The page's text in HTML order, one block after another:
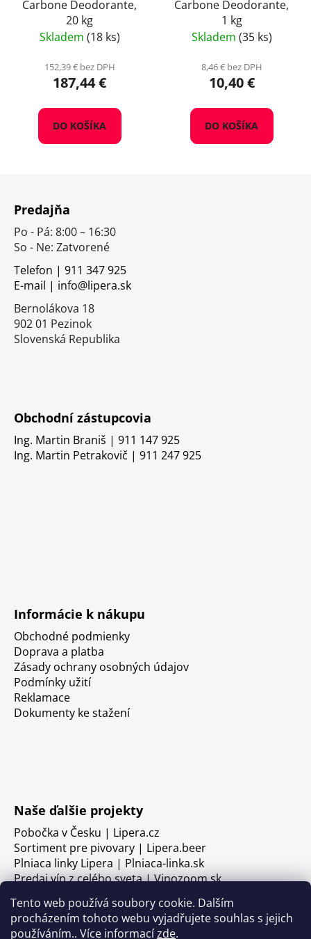
Tento web používá soubory cookie. Dalším
procházením tohoto webu vyjadřujete souhlas s jejich
používáním.. Více informacízde.
Carbone Deodorante,
20 kg
Skladem (18 ks)
152,39 € bez DPH
187,44 €
DO KOŠÍKA
Carbone Deodorante,
1 kg
Skladem (35 ks)
8,46 € bez DPH
10,40 €
DO KOŠÍKA
Predajňa
Po - Pá: 8:00 – 16:30
So - Ne: Zatvorené
Telefon | 911 347 925
E-mail | info@lipera.sk
Bernolákova 18
902 01 Pezinok
Slovenská Republika
Obchodní zástupcovia
Ing. Martin Braniš | 911 147 925
Ing. Martin Petrakovič | 911 247 925
Informácie k nákupu
Obchodné podmienky
Doprava a platba
Zásady ochrany osobných údajov
Podmínky užití
Reklamace
Dokumenty ke stažení
Naše ďalšie projekty
Pobočka v Česku | Lipera.cz
Sortiment pre pivovary | Lipera.beer
Plniaca linky Lipera | Plniaca-linka.sk
Predaj vín z celého sveta | Vinozoom.sk